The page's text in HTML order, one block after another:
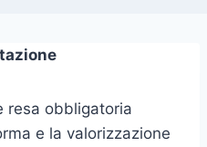
resa obbligatoria
e la valorizzazione